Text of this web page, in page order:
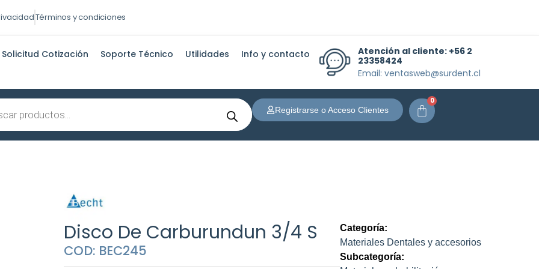
Términos y condiciones
Solicitud Cotización Soporte Técnico Utilidades Info y contacto Atención al cliente: +56 2
23358424
Email: ventasweb@surdent.cl
Registrarse o Acceso Clientes
0
Carrito
Disco De Carburundun 3/4 S
COD: BEC245
Categoría:
Materiales Dentales y accesorios
Subcategoría: